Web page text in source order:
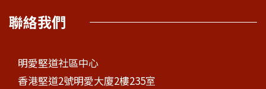
聯絡我們
明愛堅道社區中心
香港堅道2號明愛大廈2樓235室